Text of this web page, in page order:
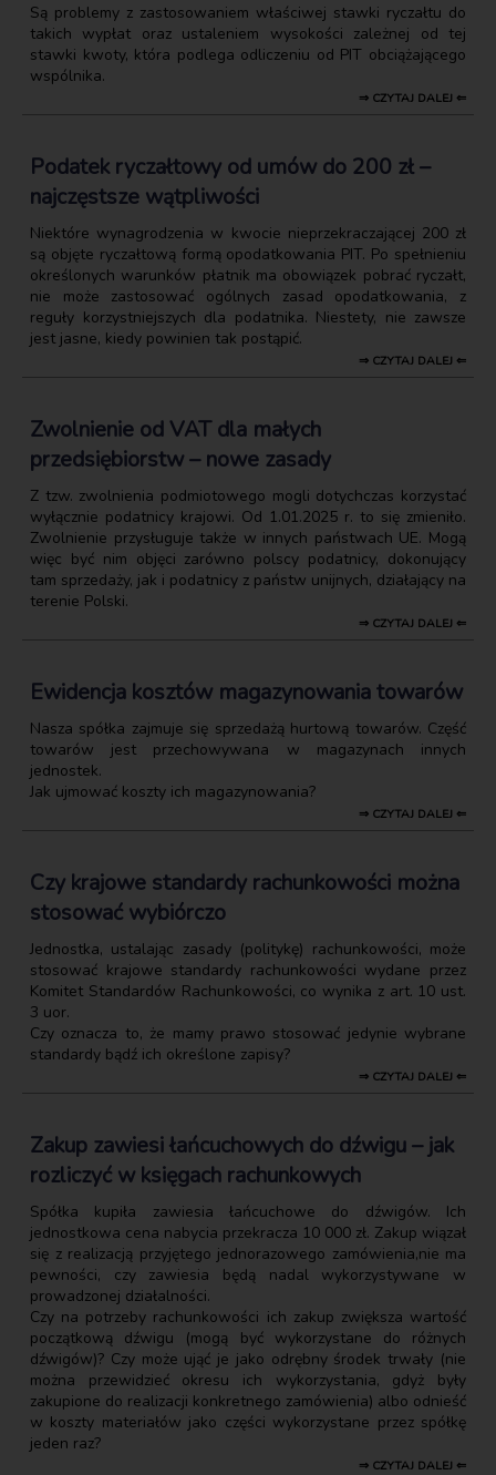
Są problemy z zastosowaniem właściwej stawki ryczałtu do
takich wypłat oraz ustaleniem wysokości zależnej od tej
stawki kwoty, która podlega odliczeniu od PIT obciążającego
wspólnika.
⇒ CZYTAJ DALEJ ⇐
Podatek ryczałtowy od umów do 200 zł –
najczęstsze wątpliwości
Niektóre wynagrodzenia w kwocie nieprzekraczającej 200 zł
są objęte ryczałtową formą opodatkowania PIT. Po spełnieniu
określonych warunków płatnik ma obowiązek pobrać ryczałt,
nie może zastosować ogólnych zasad opodatkowania, z
reguły korzystniejszych dla podatnika. Niestety, nie zawsze
jest jasne, kiedy powinien tak postąpić.
⇒ CZYTAJ DALEJ ⇐
Zwolnienie od VAT dla małych
przedsiębiorstw – nowe zasady
Z tzw. zwolnienia podmiotowego mogli dotychczas korzystać
wyłącznie podatnicy krajowi. Od 1.01.2025 r. to się zmieniło.
Zwolnienie przysługuje także w innych państwach UE. Mogą
więc być nim objęci zarówno polscy podatnicy, dokonujący
tam sprzedaży, jak i podatnicy z państw unijnych, działający na
terenie Polski.
⇒ CZYTAJ DALEJ ⇐
Ewidencja kosztów magazynowania towarów
Nasza spółka zajmuje się sprzedażą hurtową towarów. Część
towarów jest przechowywana w magazynach innych
jednostek.
Jak ujmować koszty ich magazynowania?
⇒ CZYTAJ DALEJ ⇐
Czy krajowe standardy rachunkowości można
stosować wybiórczo
Jednostka, ustalając zasady (politykę) rachunkowości, może
stosować krajowe standardy rachunkowości wydane przez
Komitet Standardów Rachunkowości, co wynika z art. 10 ust.
3 uor.
Czy oznacza to, że mamy prawo stosować jedynie wybrane
standardy bądź ich określone zapisy?
⇒ CZYTAJ DALEJ ⇐
Zakup zawiesi łańcuchowych do dźwigu – jak
rozliczyć w księgach rachunkowych
Spółka kupiła zawiesia łańcuchowe do dźwigów. Ich
jednostkowa cena nabycia przekracza 10 000 zł. Zakup wiązał
się z realizacją przyjętego jednorazowego zamówienia,nie ma
pewności, czy zawiesia będą nadal wykorzystywane w
prowadzonej działalności.
Czy na potrzeby rachunkowości ich zakup zwiększa wartość
początkową dźwigu (mogą być wykorzystane do różnych
dźwigów)? Czy może ująć je jako odrębny środek trwały (nie
można przewidzieć okresu ich wykorzystania, gdyż były
zakupione do realizacji konkretnego zamówienia) albo odnieść
w koszty materiałów jako części wykorzystane przez spółkę
jeden raz?
⇒ CZYTAJ DALEJ ⇐